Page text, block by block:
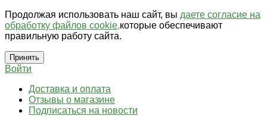
Продолжая использовать наш сайт, вы даете согласие на
обработку файлов cookie,которые обеспечивают
правильную работу сайта.
Принять
Войти
Доставка и оплата
Отзывы о магазине
Подписаться на новости